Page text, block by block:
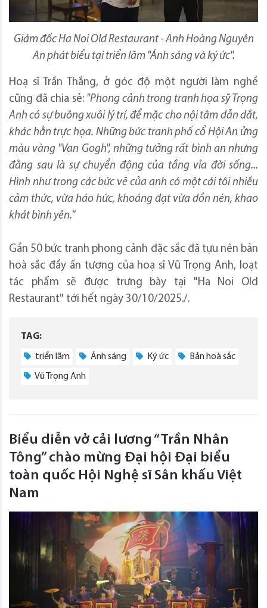
Giám đốc Ha Noi Old Restaurant - Anh Hoàng Nguyên
An phát biểu tại triển lãm "Ánh sáng và ký ức".
Hoạ sĩ Trần Thắng, ở góc độ một người làm nghề
cũng đã chia sẻ: "Phong cảnh trong tranh họa sỹ Trọng
Anh có sự buông xuôi lý trí, để mặc cho nội tâm dẫn dắt,
khác hẳn trực họa. Những bức tranh phố cổ Hội An ửng
màu vàng "Van Gogh", những tưởng rất bình an nhưng
đằng sau là sự chuyển động của tầng vỉa đời sống...
Hình như trong các bức vẽ của anh có một cái tôi nhiều
cảm thức, vừa háo hức, khoáng đạt vừa dồn nén, khao
khát bình yên.”
Gần 50 bức tranh phong cảnh đặc sắc đã tựu nên bản
hoà sắc đầy ấn tượng của hoạ sĩ Vũ Trọng Anh, loạt
tác phẩm sẽ được trưng bày tại "Ha Noi Old
Restaurant" tới hết ngày 30/10/2025./.
TAG:
triển lãm Ánh sáng Ký ức Bản hoà sắc
Vũ Trọng Anh
Biểu diễn vở cải lương “Trần Nhân
Tông” chào mừng Đại hội Đại biểu
toàn quốc Hội Nghệ sĩ Sân khấu Việt
Nam